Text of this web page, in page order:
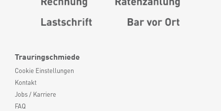
Trauringschmiede
Cookie Einstellungen
Kontakt
Jobs / Karriere
FAQ